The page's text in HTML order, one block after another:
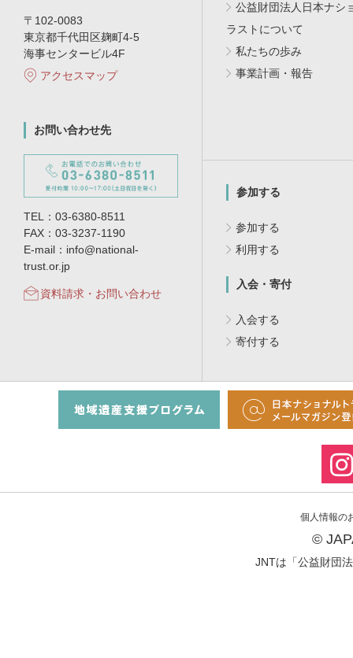
〒102-0083
東京都千代田区麹町4-5
海事センタービル4F
アクセスマップ
お問い合わせ先
TEL：03-6380-8511
FAX：03-3237-1190
E-mail：info@national-
trust.or.jp
資料請求・お問い合わせ
公益財団法人日本ナシ
ラストについて
私たちの歩み
事業計画・報告
参加する
参加する
利用する
入会・寄付
入会する
寄付する
個人情報の
©
JNTは「公益財団